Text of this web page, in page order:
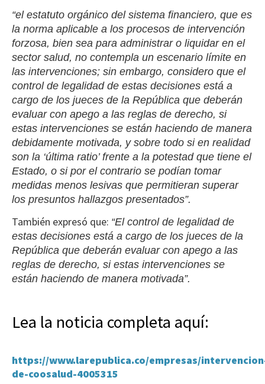
“el estatuto orgánico del sistema financiero, que es
la norma aplicable a los procesos de intervención
forzosa, bien sea para administrar o liquidar en el
sector salud, no contempla un escenario límite en
las intervenciones; sin embargo, considero que el
control de legalidad de estas decisiones está a
cargo de los jueces de la República que deberán
evaluar con apego a las reglas de derecho, si
estas intervenciones se están haciendo de manera
debidamente motivada, y sobre todo si en realidad
son la ‘última ratio’ frente a la potestad que tiene el
Estado, o si por el contrario se podían tomar
medidas menos lesivas que permitieran superar
los presuntos hallazgos presentados”.
También expresó que: “El control de legalidad de
estas decisiones está a cargo de los jueces de la
República que deberán evaluar con apego a las
reglas de derecho, si estas intervenciones se
están haciendo de manera motivada”.
Lea la noticia completa aquí:
https://www.larepublica.co/empresas/
de-coosalud-4005315